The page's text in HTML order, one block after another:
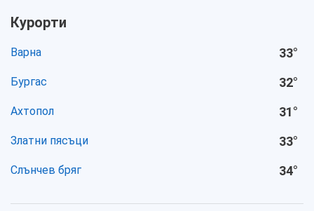
Курорти
Варна 33°
Бургас 32°
Ахтопол 31°
Златни пясъци 33°
Слънчев бряг 34°